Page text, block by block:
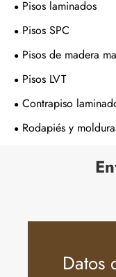
Pisos laminados
Pisos SPC
Pisos de madera
Pisos LVT
Contrapiso
Rodapiés y
Datos